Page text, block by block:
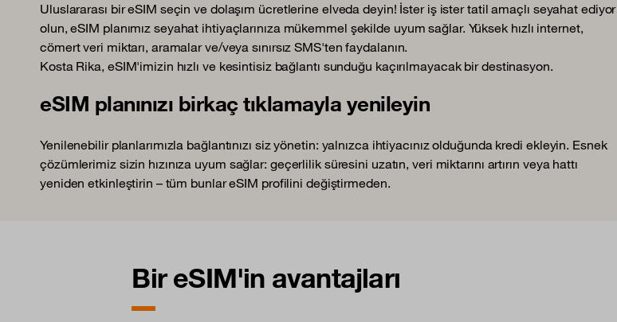
Uluslararası bir eSIM seçin ve dolaşım ücretlerine elveda deyin! İster iş ister tatil amaçlı seyahat ediyor
olun, eSIM planımız seyahat ihtiyaçlarınıza mükemmel şekilde uyum sağlar. Yüksek hızlı internet,
cömert veri miktarı, aramalar ve/veya sınırsız SMS'ten faydalanın.
Kosta Rika, eSIM'imizin hızlı ve kesintisiz bağlantı sunduğu kaçırılmayacak bir destinasyon.
eSIM planınızı birkaç tıklamayla yenileyin
Yenilenebilir planlarımızla bağlantınızı siz yönetin: yalnızca ihtiyacınız olduğunda kredi ekleyin. Esnek
çözümlerimiz sizin hızınıza uyum sağlar: geçerlilik süresini uzatın, veri miktarını artırın veya hattı
yeniden etkinleştirin – tüm bunlar eSIM profilini değiştirmeden.
Bir eSIM'in avantajları